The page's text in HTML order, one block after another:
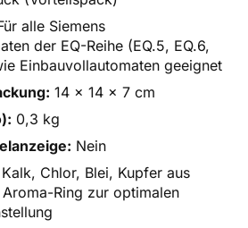
alle Siemens
der EQ-Reihe (EQ.5, EQ.6,
Einbauvollautomaten geeignet
14 x 14 x 7 cm
0,3 kg
Nein
Chlor, Blei, Kupfer aus
Ring zur optimalen